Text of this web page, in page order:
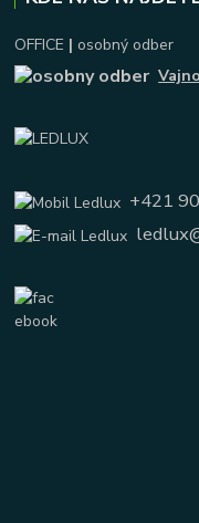
OFFICE | osobný odber
+421